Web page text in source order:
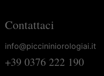
Contattaci
info@piccininiorologiai.it
+39 0376 222 190